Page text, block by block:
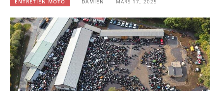
ENTRETIEN MOTO DAMIEN MARS 17, 2025